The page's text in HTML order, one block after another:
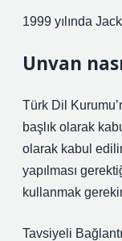
1999 yılında
Unvan
Türk Dil
başlık olarak
olarak kabul
yapılması
kullanmak
Tavsiyeli